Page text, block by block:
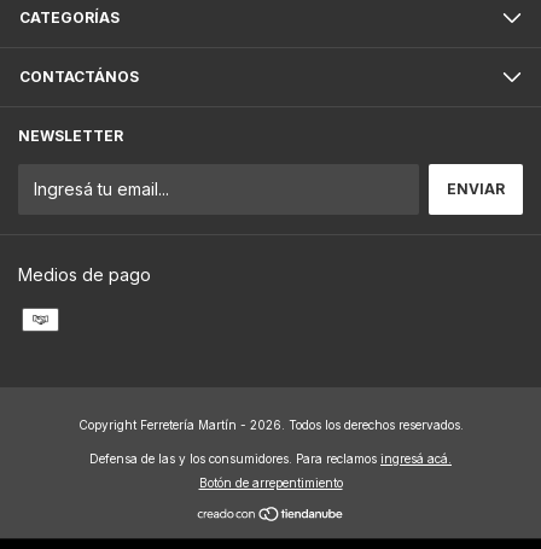
CATEGORÍAS
CONTACTÁNOS
NEWSLETTER
Medios de pago
Copyright Ferretería Martín - 2026. Todos los derechos reservados.
Defensa de las y los consumidores. Para reclamos ingresá acá.
Botón de arrepentimiento